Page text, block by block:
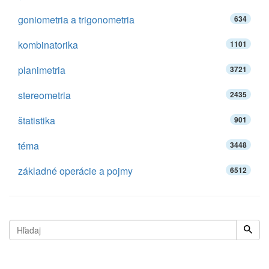
goniometria a trigonometria
634
kombinatorika 1101
planimetria 3721
stereometria 2435
štatistika 901
téma 3448
základné operácie a pojmy 6512